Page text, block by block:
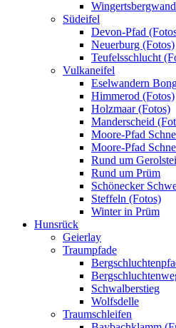
Südeifel
Devon-Pfad
Neuerburg (Fotos)
Teufelsschlucht
Vulkaneifel
Eselwandern
Himmerod (Fotos)
Holzmaar (Fotos)
Manderscheid
Moore-Pfad
Moore-Pfad
Rund um
Rund um Prüm
Schönecker
Steffeln (Fotos)
Winter in Prüm
Hunsrück
Geierlay
Traumpfade
Schwalberstieg
Wolfsdelle
Traumschleifen